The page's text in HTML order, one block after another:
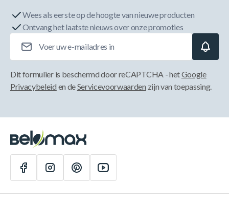
Wees als eerste op de hoogte van nieuwe producten
Ontvang het laatste nieuws over onze promoties
Dit formulier is beschermd door reCAPTCHA - hetGoogle
Privacybeleid en deServicevoorwaarden zijn van toepassing.